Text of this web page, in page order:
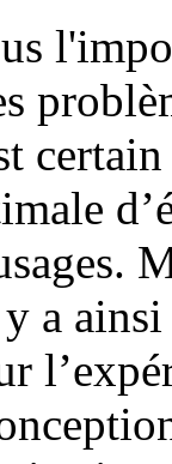
certain
a